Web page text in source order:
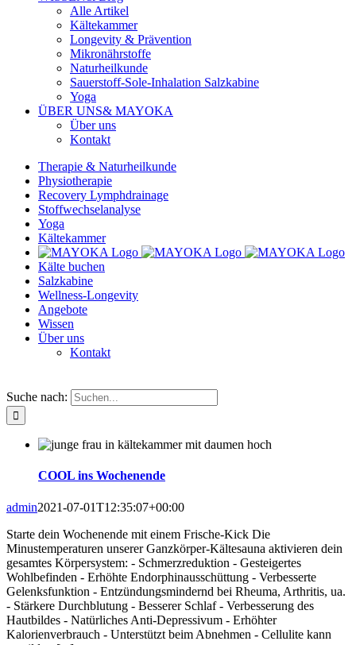
Alle Artikel
Kältekammer
Longevity & Prävention
Mikronährstoffe
Naturheilkunde
Sauerstoff-Sole-Inhalation Salzkabine
Yoga
ÜBER UNS& MAYOKA
Über uns
Kontakt
Therapie & Naturheilkunde
Physiotherapie
Recovery Lymphdrainage
Stoffwechselanalyse
Yoga
Kältekammer
Kälte buchen
Salzkabine
Wellness-Longevity
Angebote
Wissen
Über uns
Kontakt
Suche nach:
COOL ins Wochenende
admin2021-07-01T12:35:07+00:00
Starte dein Wochenende mit einem Frische-Kick Die
Minustemperaturen unserer Ganzkörper-Kältesauna aktivieren dein
gesamtes Körpersystem: - Schmerzreduktion - Gesteigertes
Wohlbefinden - Erhöhte Endorphinausschüttung - Verbesserte
Gelenksfunktion - Entzündungsmindernd bei Rheuma, Arthritis, ua.
- Stärkere Durchblutung - Besserer Schlaf - Verbesserung des
Hautbildes - Natürliches Anti-Depressivum - Erhöhter
Kalorienverbrauch - Unterstützt beim Abnehmen - Cellulite kann